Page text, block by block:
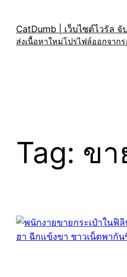
content
CatDumb | เว็บไซต์ไวรัล
ส่งเนื้อหาใหม่โปรไฟล์ออกจาก
Tag: ขา